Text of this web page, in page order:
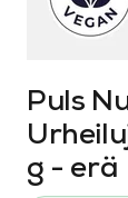
Puls
g - erä